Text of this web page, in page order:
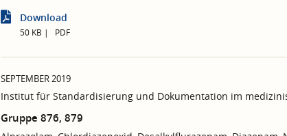
Download
50 KB PDF
SEPTEMBER 2019
Institut für Standardisierung und Dokumentation im
Gruppe 876, 879